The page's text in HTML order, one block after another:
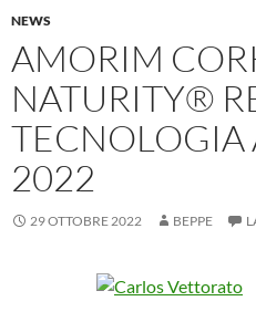
NEWS
AMORIM
NATURITY®
TECNOLOGIA
2022
29 OTTOBRE 2022 BEPPE